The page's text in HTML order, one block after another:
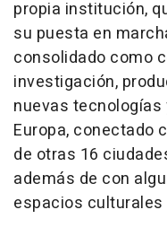
propia institución,
su puesta en
consolidado como
investigación,
nuevas tecnologías
Europa, conectado
de otras 16
además de con
espacios culturales